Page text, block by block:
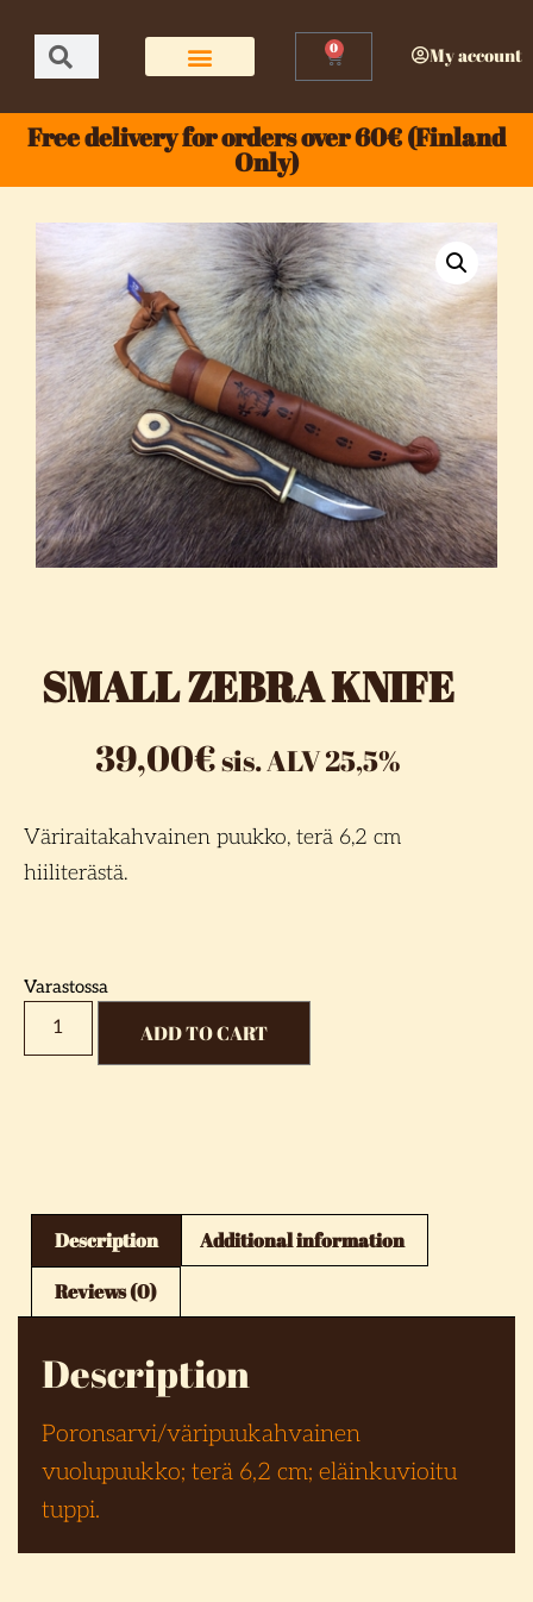
0 My account
Free delivery for orders over 60€ (Finland
Only)
SMALL ZEBRA KNIFE
39,00€sis. ALV 25,5%
Väriraitakahvainen puukko, terä 6,2 cm
hiiliterästä.
Varastossa
ADD TO CART
Description
Additional information
Reviews (0)
Description
Poronsarvi/väripuukahvainen
vuolupuukko; terä 6,2 cm; eläinkuvioitu
tuppi.